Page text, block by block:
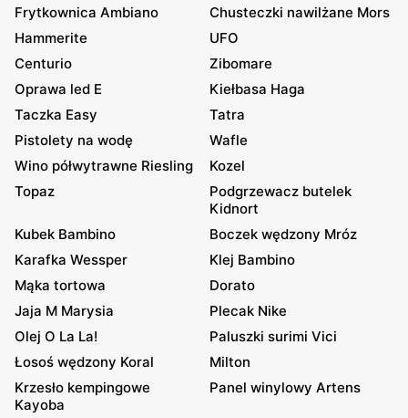
Frytkownica Ambiano
Chusteczki nawilżane Mors
Hammerite
UFO
Centurio
Zibomare
Oprawa led E
Kiełbasa Haga
Taczka Easy
Tatra
Pistolety na wodę
Wafle
Wino półwytrawne Riesling
Kozel
Topaz
Podgrzewacz butelek
Kidnort
Kubek Bambino
Boczek wędzony Mróz
Karafka Wessper
Klej Bambino
Mąka tortowa
Dorato
Jaja M Marysia
Plecak Nike
Olej O La La!
Paluszki surimi Vici
Łosoś wędzony Koral
Milton
Krzesło kempingowe
Kayoba
Panel winylowy Artens